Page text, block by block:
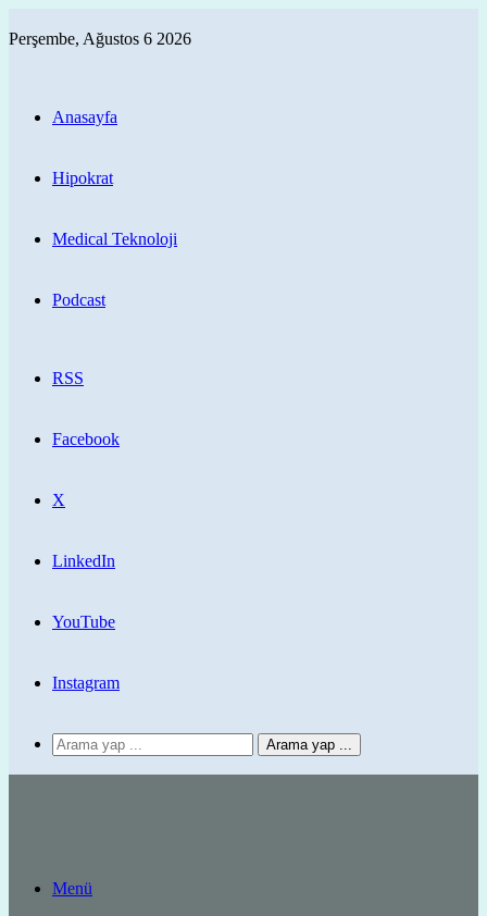
Perşembe, Ağustos 6 2026
Anasayfa
Hipokrat
Medical Teknoloji
Podcast
RSS
Facebook
X
LinkedIn
YouTube
Instagram
Arama yap ...
Menü